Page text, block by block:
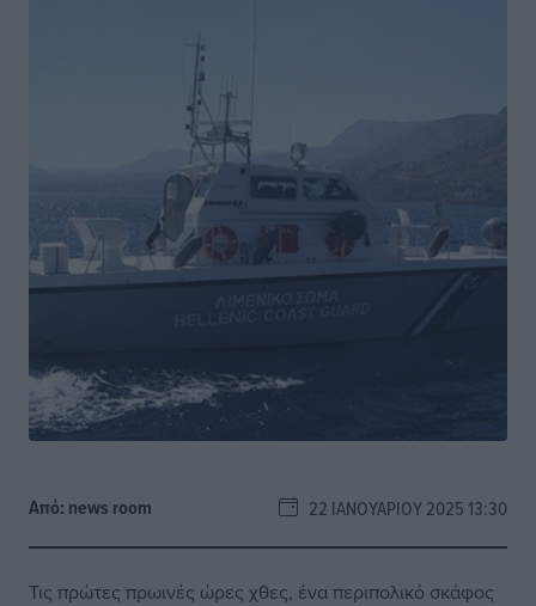
Από: news room 22 ΙΑΝΟΥΑΡΊΟΥ 2025 13:30
Τις πρώτες πρωινές ώρες χθες, ένα περιπολικό σκάφος